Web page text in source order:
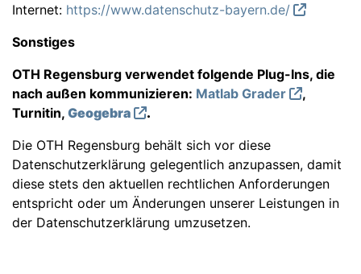
Internet: https://www.datenschutz-bayern.de/
Sonstiges
OTH Regensburg verwendet folgende Plug-Ins, die
nach außen kommunizieren: Matlab Grader
,
Turnitin, Geogebra
.
Die OTH Regensburg behält sich vor diese
Datenschutzerklärung gelegentlich anzupassen, damit
diese stets den aktuellen rechtlichen Anforderungen
entspricht oder um Änderungen unserer Leistungen in
der Datenschutzerklärung umzusetzen.